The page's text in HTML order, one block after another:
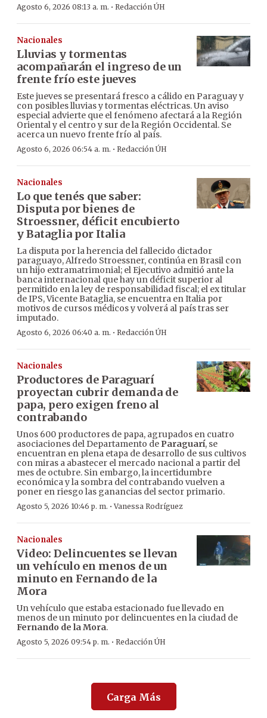
Agosto 6, 2026 08:13 a. m. · Redacción ÚH
Nacionales
Lluvias y tormentas
acompañarán el ingreso de un
frente frío este jueves
Este jueves se presentará fresco a cálido en Paraguay y
con posibles lluvias y tormentas eléctricas. Un aviso
especial advierte que el fenómeno afectará a la Región
Oriental y el centro y sur de la Región Occidental. Se
acerca un nuevo frente frío al país.
Agosto 6, 2026 06:54 a. m. · Redacción ÚH
Nacionales
Lo que tenés que saber:
Disputa por bienes de
Stroessner, déficit encubierto
y Bataglia por Italia
La disputa por la herencia del fallecido dictador
paraguayo, Alfredo Stroessner, continúa en Brasil con
un hijo extramatrimonial; el Ejecutivo admitió ante la
banca internacional que hay un déficit superior al
permitido en la ley de responsabilidad fiscal; el ex titular
de IPS, Vicente Bataglia, se encuentra en Italia por
motivos de cursos médicos y volverá al país tras ser
imputado.
Agosto 6, 2026 06:40 a. m. · Redacción ÚH
Nacionales
Productores de Paraguarí
proyectan cubrir demanda de
papa, pero exigen freno al
contrabando
Unos 600 productores de papa, agrupados en cuatro
asociaciones del Departamento de Paraguarí, se
encuentran en plena etapa de desarrollo de sus cultivos
con miras a abastecer el mercado nacional a partir del
mes de octubre. Sin embargo, la incertidumbre
económica y la sombra del contrabando vuelven a
poner en riesgo las ganancias del sector primario.
Agosto 5, 2026 10:46 p. m. ·Vanessa Rodríguez
Nacionales
Video: Delincuentes se llevan
un vehículo en menos de un
minuto en Fernando de la
Mora
Un vehículo que estaba estacionado fue llevado en
menos de un minuto por delincuentes en la ciudad de
Fernando de la Mora.
Agosto 5, 2026 09:54 p. m. · Redacción ÚH
Carga Más